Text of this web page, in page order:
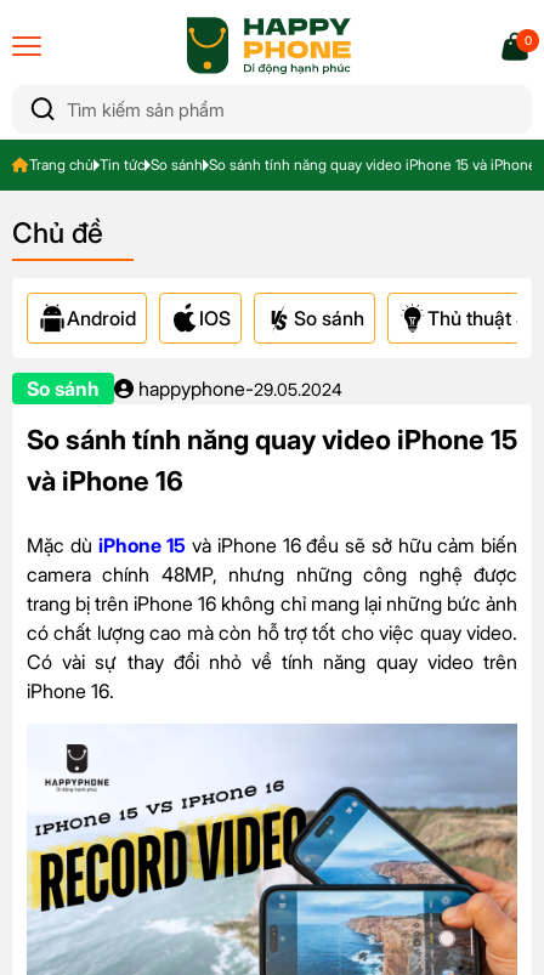
0
Trang chủ Tin tức So sánh So sánh tính năng quay video iPhone 15 và iPhone
Chủ đề
Android IOS So sánh Thủ thuật &
So sánh happyphone-29.05.2024
So sánh tính năng quay video iPhone 15
và iPhone 16
Mặc dù iPhone 15 và iPhone 16 đều sẽ sở hữu cảm biến
camera chính 48MP, nhưng những công nghệ được
trang bị trên iPhone 16 không chỉ mang lại những bức ảnh
có chất lượng cao mà còn hỗ trợ tốt cho việc quay video.
Có vài sự thay đổi nhỏ về tính năng quay video trên
iPhone 16.